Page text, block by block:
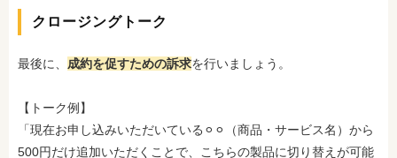
クロージングトーク
最後に、 成約を促すための訴求を行いましょう。
【トーク例】
「現在お申し込みいただいている⚪︎⚪︎（商品・サービス名）から
500円だけ追加いただくことで、こちらの製品に切り替えが可能